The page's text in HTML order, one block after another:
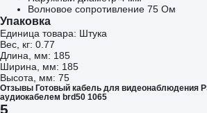
Волновое сопротивление 75 Ом
Упаковка
Единица товара: Штука
Вес, кг: 0.77
Длина, мм: 185
Ширина, мм: 185
Высота, мм: 75
Отзывы Готовый кабель для видеонаблюдения
аудиокабелем brd50 1065
5